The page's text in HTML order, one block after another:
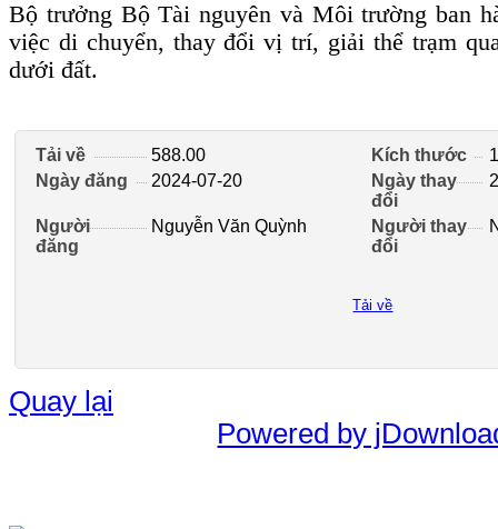
Bộ trưởng Bộ Tài nguyên và Môi trường ban
việc di chuyển, thay đổi vị trí, giải thể trạm
dưới đất.
Tải về 588.00 Kích thước
Ngày đăng
2024-07-20
Ngày thay
đổi
Người
đăng
Nguyễn Văn Quỳnh
Người thay
đổi
Tải về
Quay lại
Powered by